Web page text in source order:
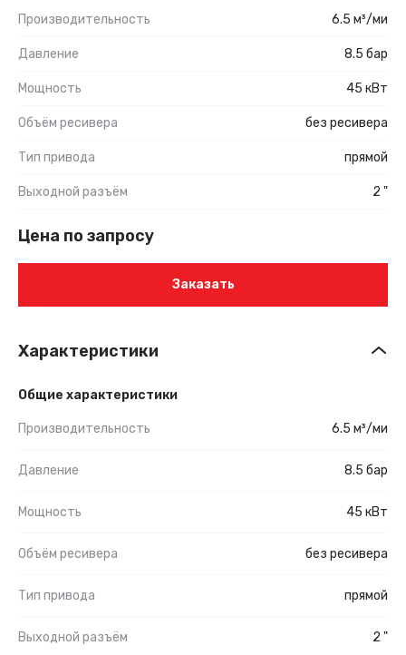
Производительность 6.5 м³/ми
Давление 8.5 бар
Мощность 45 кВт
Объём ресивера без ресивера
Тип привода прямой
Выходной разъём 2 "
Цена по запросу
Заказать
Характеристики
Общие характеристики
Производительность 6.5 м³/ми
Давление 8.5 бар
Мощность 45 кВт
Объём ресивера без ресивера
Тип привода прямой
Выходной разъём 2 "